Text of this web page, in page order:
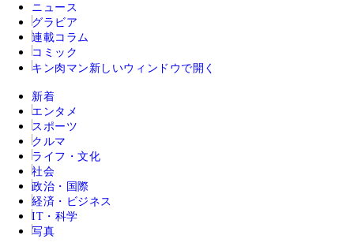
ニュース
グラビア
連載コラム
コミック
キン肉マン 新しいウィンドウで開く
新着
エンタメ
スポーツ
クルマ
ライフ・文化
社会
政治・国際
経済・ビジネス
IT・科学
写真